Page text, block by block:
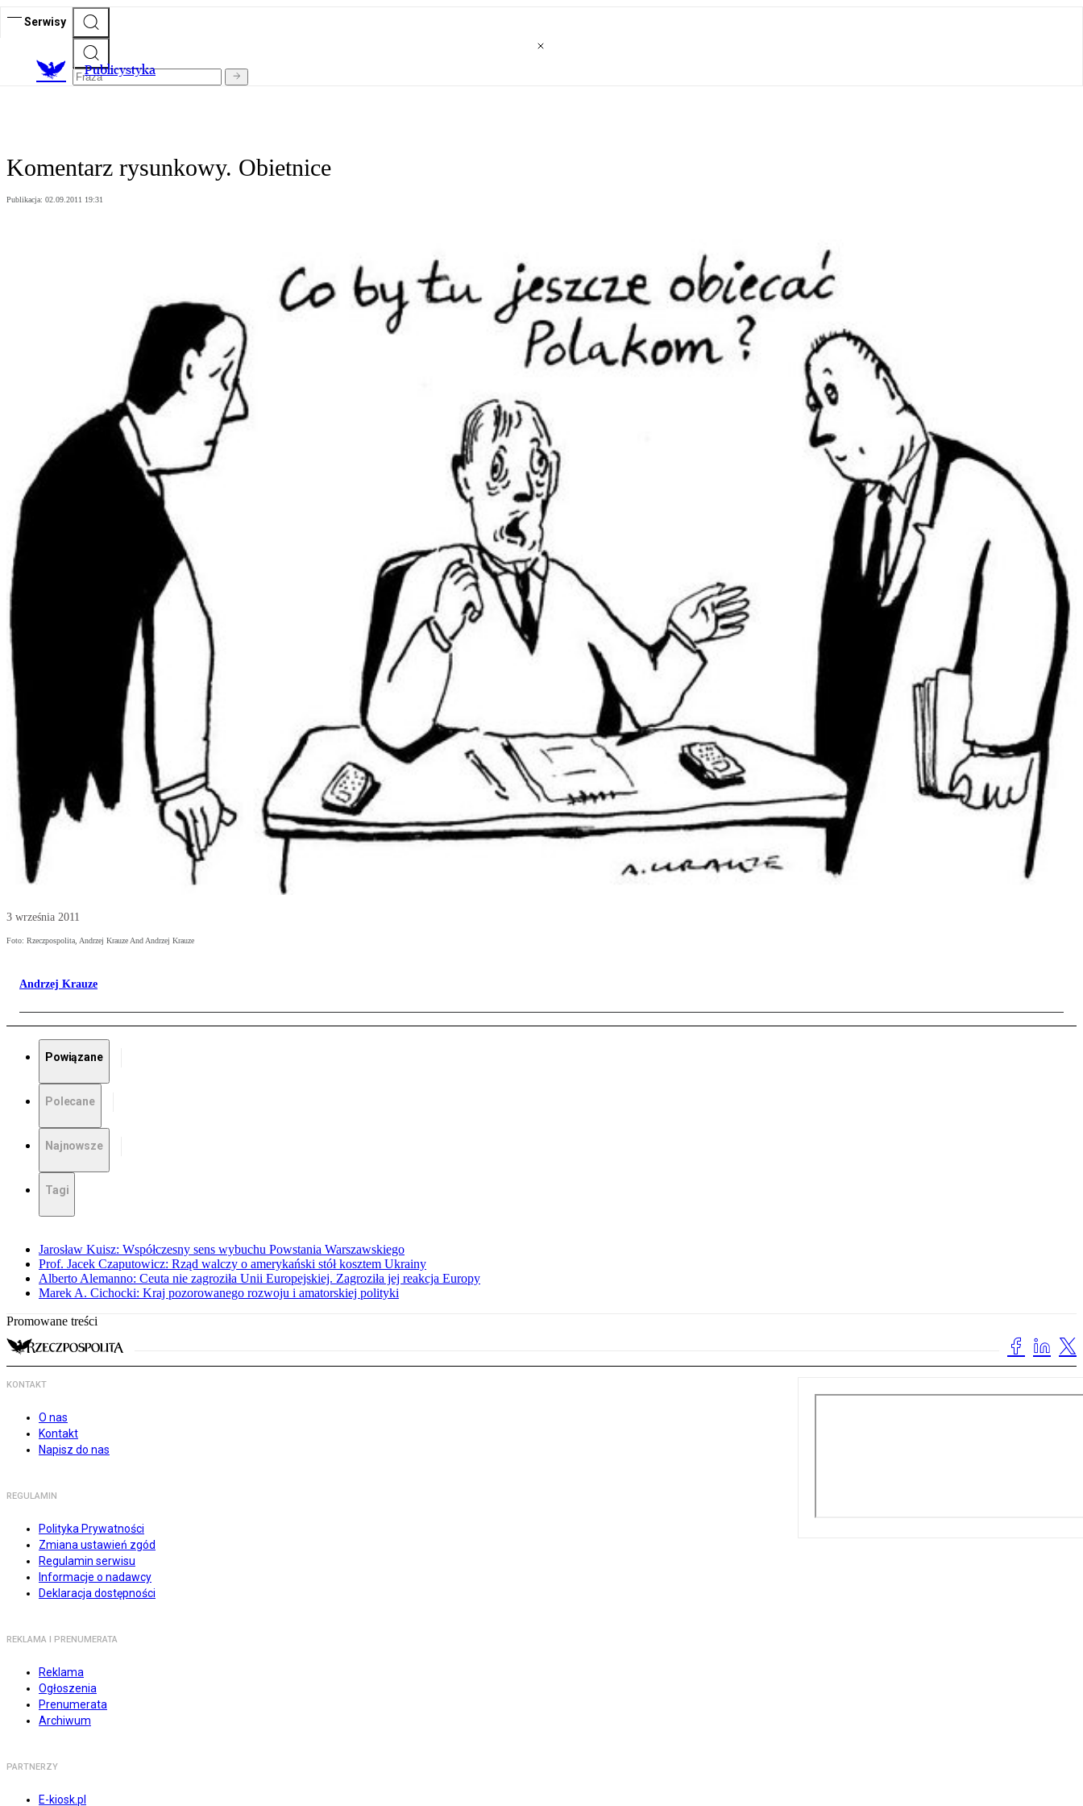
Serwisy
Publicystyka
Komentarz rysunkowy. Obietnice
Publikacja: 02.09.2011 19:31
3 września 2011
Foto: Rzeczpospolita, Andrzej Krauze And Andrzej Krauze
Andrzej Krauze
Powiązane
Polecane
Najnowsze
Tagi
Jarosław Kuisz: Współczesny sens wybuchu Powstania Warszawskiego
Prof. Jacek Czaputowicz: Rząd walczy o amerykański stół kosztem Ukrainy
Alberto Alemanno: Ceuta nie zagroziła Unii Europejskiej. Zagroziła jej reakcja Europy
Marek A. Cichocki: Kraj pozorowanego rozwoju i amatorskiej polityki
Promowane treści
KONTAKT
O nas
Kontakt
Napisz do nas
REGULAMIN
Polityka Prywatności
Zmiana ustawień zgód
Regulamin serwisu
Informacje o nadawcy
Deklaracja dostępności
REKLAMA I PRENUMERATA
Reklama
Ogłoszenia
Prenumerata
Archiwum
PARTNERZY
E-kiosk.pl